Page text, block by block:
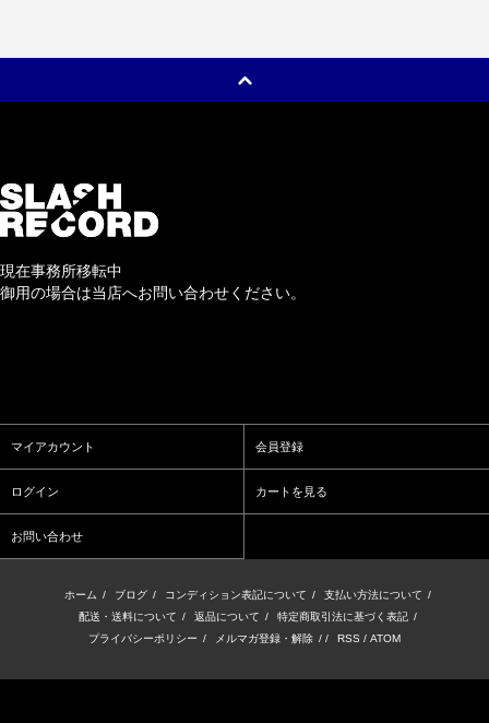
現在事務所移転中
御用の場合は当店へお問い合わせください。
マイアカウント 会員登録
ログイン カートを見る
お問い合わせ
ホーム / ブログ / コンディション表記について / 支払い方法について /
配送・送料について / 返品について / 特定商取引法に基づく表記 /
プライバシーポリシー / メルマガ登録・解除 / / RSS / ATOM